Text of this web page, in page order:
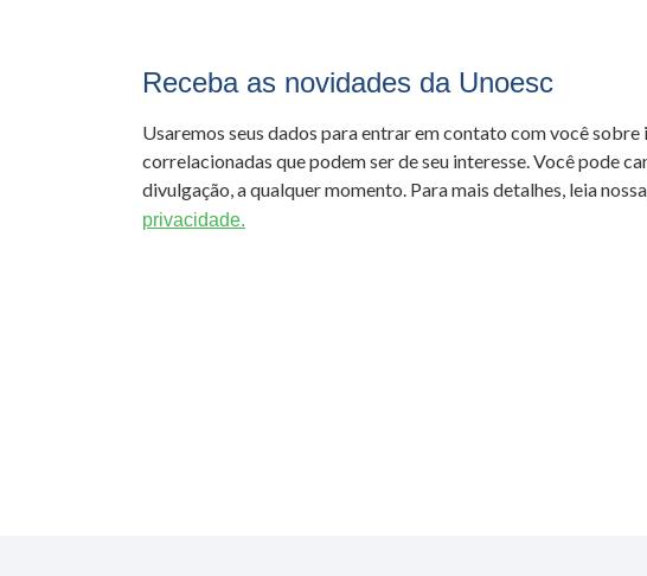
Receba as novidades da Unoesc
Usaremos seus dados para entrar em contato com você sobre
correlacionadas que podem ser de seu interesse. Você pode
divulgação, a qualquer momento. Para mais detalhes, leia nossa
privacidade.